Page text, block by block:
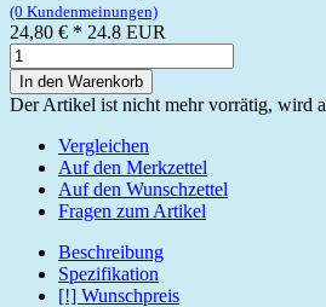
(0 Kundenmeinungen)
24,80 € * 24.8 EUR
In den Warenkorb
Der Artikel ist nicht mehr vorrätig, wird
Vergleichen
Auf den Merkzettel
Auf den Wunschzettel
Fragen zum Artikel
Beschreibung
Spezifikation
[!] Wunschpreis